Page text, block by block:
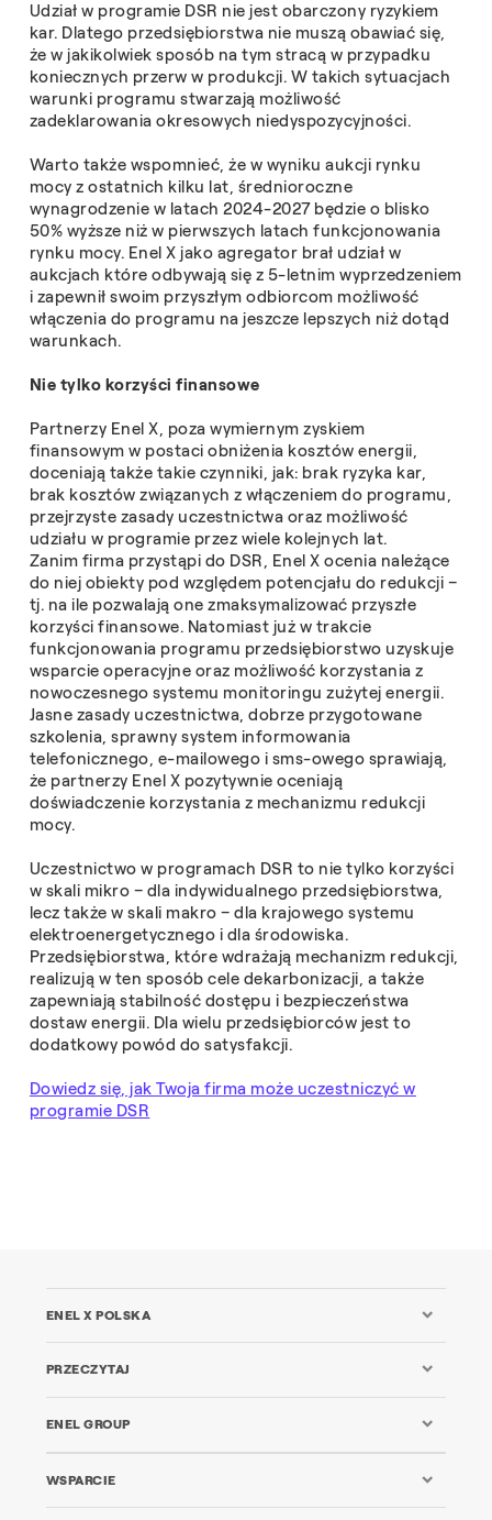
Udział w programie DSR nie jest obarczony ryzykiem
kar. Dlatego przedsiębiorstwa nie muszą obawiać się,
że w jakikolwiek sposób na tym stracą w przypadku
koniecznych przerw w produkcji. W takich sytuacjach
warunki programu stwarzają możliwość
zadeklarowania okresowych niedyspozycyjności.
Warto także wspomnieć, że w wyniku aukcji rynku
mocy z ostatnich kilku lat, średnioroczne
wynagrodzenie w latach 2024-2027 będzie o blisko
50% wyższe niż w pierwszych latach funkcjonowania
rynku mocy. Enel X jako agregator brał udział w
aukcjach które odbywają się z 5-letnim wyprzedzeniem
i zapewnił swoim przyszłym odbiorcom możliwość
włączenia do programu na jeszcze lepszych niż dotąd
warunkach.
Nie tylko korzyści finansowe
Partnerzy Enel X, poza wymiernym zyskiem
finansowym w postaci obniżenia kosztów energii,
doceniają także takie czynniki, jak: brak ryzyka kar,
brak kosztów związanych z włączeniem do programu,
przejrzyste zasady uczestnictwa oraz możliwość
udziału w programie przez wiele kolejnych lat.
Zanim firma przystąpi do DSR, Enel X ocenia należące
do niej obiekty pod względem potencjału do redukcji –
tj. na ile pozwalają one zmaksymalizować przyszłe
korzyści finansowe. Natomiast już w trakcie
funkcjonowania programu przedsiębiorstwo uzyskuje
wsparcie operacyjne oraz możliwość korzystania z
nowoczesnego systemu monitoringu zużytej energii.
Jasne zasady uczestnictwa, dobrze przygotowane
szkolenia, sprawny system informowania
telefonicznego, e-mailowego i sms-owego sprawiają,
że partnerzy Enel X pozytywnie oceniają
doświadczenie korzystania z mechanizmu redukcji
mocy.
Uczestnictwo w programach DSR to nie tylko korzyści
w skali mikro – dla indywidualnego przedsiębiorstwa,
lecz także w skali makro – dla krajowego systemu
elektroenergetycznego i dla środowiska.
Przedsiębiorstwa, które wdrażają mechanizm redukcji,
realizują w ten sposób cele dekarbonizacji, a także
zapewniają stabilność dostępu i bezpieczeństwa
dostaw energii. Dla wielu przedsiębiorców jest to
dodatkowy powód do satysfakcji.
Dowiedz się, jak Twoja firma może uczestniczyć w
programie DSR
ENEL X POLSKA
PRZECZYTAJ
ENEL GROUP
WSPARCIE